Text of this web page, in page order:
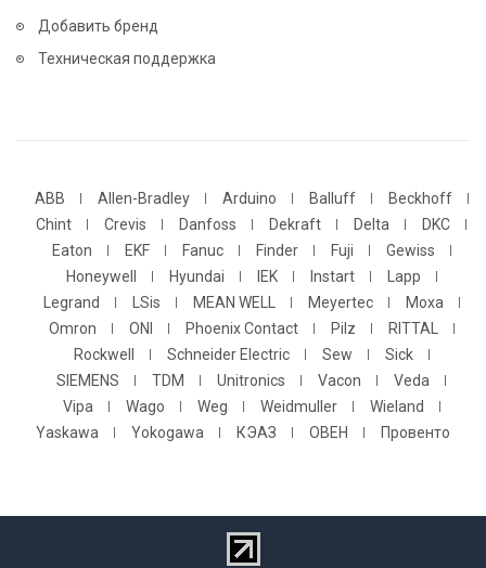
Добавить бренд
Техническая поддержка
ABB Allen-Bradley Arduino Balluff
Beckhoff
Chint
Crevis Danfoss Dekraft Delta
DKC
Eaton
EKF Fanuc Finder Fuji
Gewiss
Honeywell
Hyundai IEK Instart
Lapp
Legrand
LSis MEAN WELL Meyertec
Moxa
Omron
ONI Phoenix Contact Pilz
RITTAL
Rockwell
Schneider Electric Sew
Sick
SIEMENS
TDM Unitronics Vacon
Veda
Vipa
Wago Weg Weidmuller
Wieland
Yaskawa
Yokogawa КЭАЗ ОВЕН Провенто